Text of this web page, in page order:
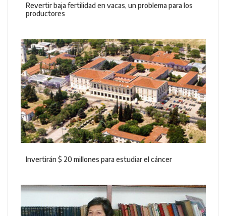
Revertir baja fertilidad en vacas, un problema para los
productores
Invertirán $ 20 millones para estudiar el cáncer